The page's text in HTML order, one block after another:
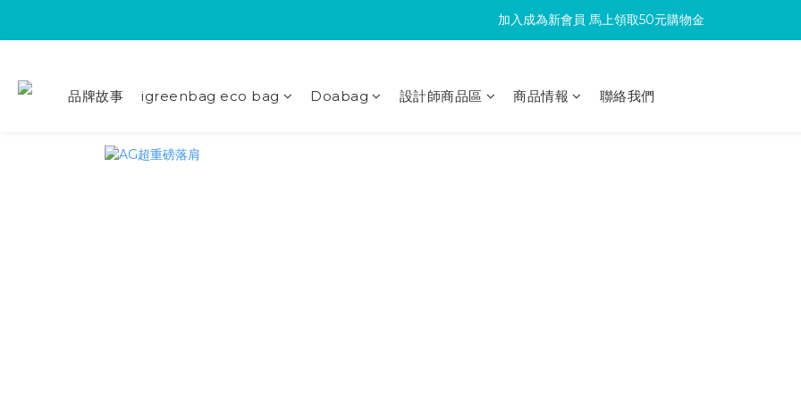
滿300回饋10%購物金
加入成為新會員 馬上領取50元購物金
品牌故事 igreenbag eco bag Doabag 設計師商品區 商品情報 聯絡我們